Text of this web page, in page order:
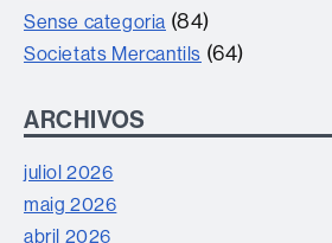
Sense categoria (84)
Societats Mercantils (64)
ARCHIVOS
juliol 2026
maig 2026
abril 2026